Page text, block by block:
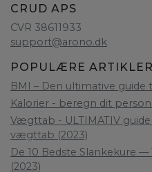
CRUD APS
CVR 38611933
support@arono.dk
POPULÆRE ARTIKLER
BMI – Den ultimative
Kalorier - beregn dit
Vægttab - ULTIMATIV
vægttab (2023)
De 10 Bedste Slankekure
(2023)